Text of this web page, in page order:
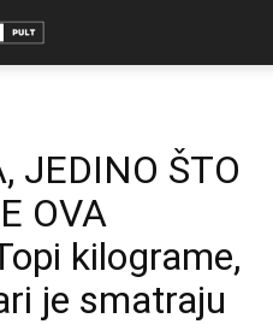
JEDINO ŠTO
OVA
kilograme,
je smatraju